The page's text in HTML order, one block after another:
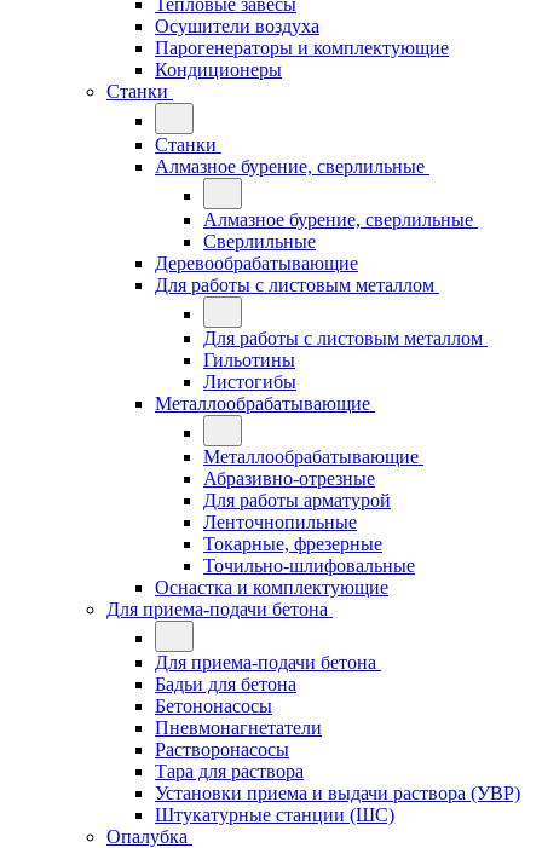
Осушители воздуха
Парогенераторы и комплектующие
Кондиционеры
Станки
Станки
Алмазное бурение, сверлильные
Алмазное бурение, сверлильные
Сверлильные
Деревообрабатывающие
Для работы с листовым металлом
Для работы с листовым металлом
Гильотины
Листогибы
Металлообрабатывающие
Металлообрабатывающие
Абразивно-отрезные
Для работы арматурой
Ленточнопильные
Токарные, фрезерные
Точильно-шлифовальные
Оснастка и комплектующие
Для приема-подачи бетона
Для приема-подачи бетона
Бадьи для бетона
Бетононасосы
Пневмонагнетатели
Растворонасосы
Тара для раствора
Установки приема и выдачи раствора (УВР)
Штукатурные станции (ШС)
Опалубка